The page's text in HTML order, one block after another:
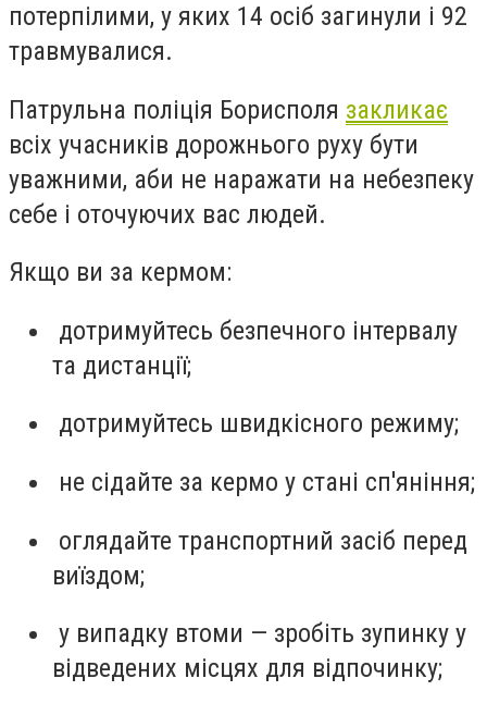
потерпілими, у яких 14 осіб загинули і 92
травмувалися.
Патрульна поліція Борисполя закликає
всіх учасників дорожнього руху бути
уважними, аби не наражати на небезпеку
себе і оточуючих вас людей.
Якщо ви за кермом:
дотримуйтесь безпечного інтервалу
та дистанції;
дотримуйтесь швидкісного режиму;
не сідайте за кермо у стані сп'яніння;
оглядайте транспортний засіб перед
виїздом;
у випадку втоми — зробіть зупинку у
відведених місцях для відпочинку;